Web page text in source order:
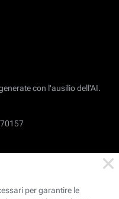
con l'ausilio dell'AI.